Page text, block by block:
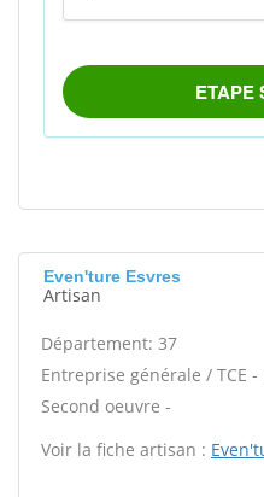
Even'ture Esvres
Artisan
Département: 37
Entreprise générale / TCE
Second oeuvre -
Voir la fiche artisan :